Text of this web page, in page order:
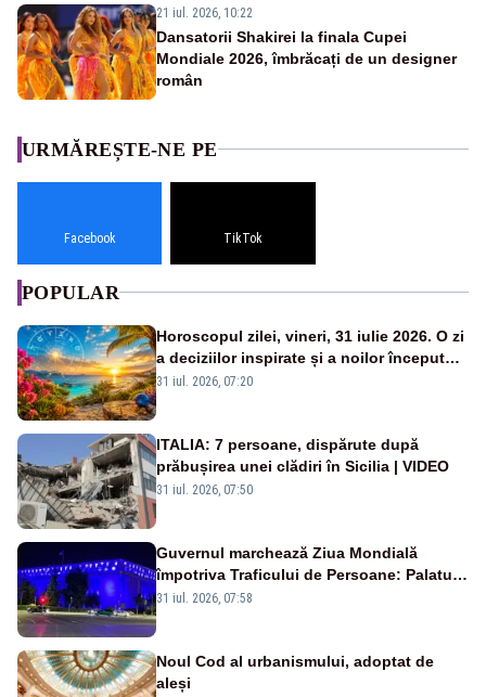
21 iul. 2026, 10:22
Dansatorii Shakirei la finala Cupei
Mondiale 2026, îmbrăcați de un designer
român
URMĂREȘTE-NE PE
Facebook TikTok
POPULAR
Horoscopul zilei, vineri, 31 iulie 2026. O zi
a deciziilor inspirate și a noilor începuturi.
Vezi zodiile vizate
31 iul. 2026, 07:20
ITALIA: 7 persoane, dispărute după
prăbușirea unei clădiri în Sicilia | VIDEO
31 iul. 2026, 07:50
Guvernul marchează Ziua Mondială
împotriva Traficului de Persoane: Palatul
Victoria, iluminat în albastru
31 iul. 2026, 07:58
Noul Cod al urbanismului, adoptat de
aleși